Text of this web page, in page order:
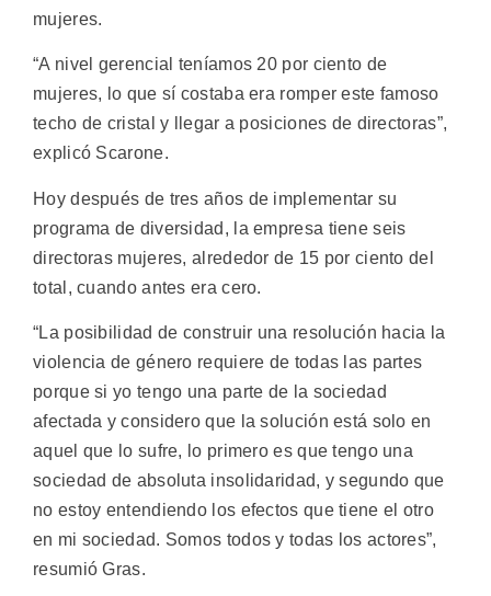
mujeres.
“A nivel gerencial teníamos 20 por ciento de
mujeres, lo que sí costaba era romper este famoso
techo de cristal y llegar a posiciones de directoras”,
explicó Scarone.
Hoy después de tres años de implementar su
programa de diversidad, la empresa tiene seis
directoras mujeres, alrededor de 15 por ciento del
total, cuando antes era cero.
“La posibilidad de construir una resolución hacia la
violencia de género requiere de todas las partes
porque si yo tengo una parte de la sociedad
afectada y considero que la solución está solo en
aquel que lo sufre, lo primero es que tengo una
sociedad de absoluta insolidaridad, y segundo que
no estoy entendiendo los efectos que tiene el otro
en mi sociedad. Somos todos y todas los actores”,
resumió Gras.